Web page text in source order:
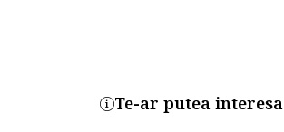
Te-ar putea interesa